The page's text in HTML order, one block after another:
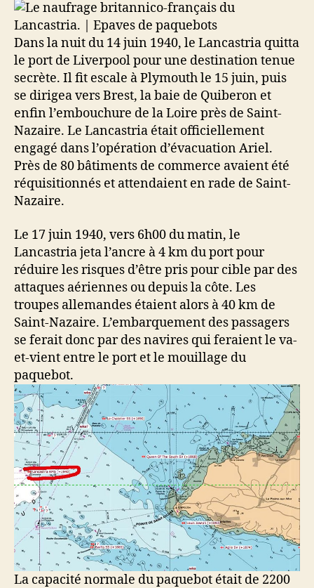
Dans la nuit du 14 juin 1940, le Lancastria quitta
le port de Liverpool pour une destination tenue
secrète. Il fit escale à Plymouth le 15 juin, puis
se dirigea vers Brest, la baie de Quiberon et
enfin l’embouchure de la Loire près de Saint-
Nazaire. Le Lancastria était officiellement
engagé dans l’opération d’évacuation Ariel.
Près de 80 bâtiments de commerce avaient été
réquisitionnés et attendaient en rade de Saint-
Nazaire.
Le 17 juin 1940, vers 6h00 du matin, le
Lancastria jeta l’ancre à 4 km du port pour
réduire les risques d’être pris pour cible par des
attaques aériennes ou depuis la côte. Les
troupes allemandes étaient alors à 40 km de
Saint-Nazaire. L’embarquement des passagers
se ferait donc par des navires qui feraient le va-
et-vient entre le port et le mouillage du
paquebot.
La capacité normale du paquebot était de 2200